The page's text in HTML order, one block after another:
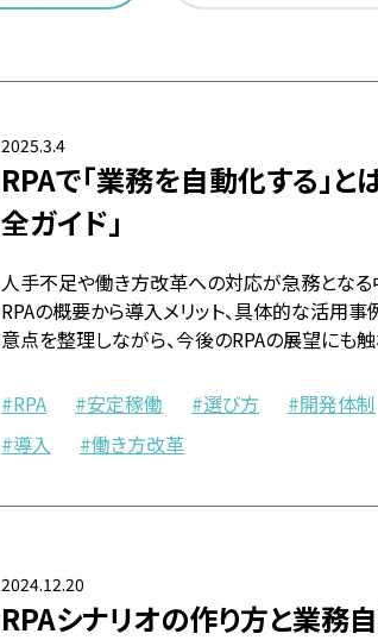
2025.3.4
RPAで「業務を自動化する」と
全ガイド」
人手不足や働き方改革への対応が急務となる
RPAの概要から導入メリット、具体的な活用
意点を整理しながら、今後のRPAの展望にも触
RPA 安定稼働 選び方 開発体制
導入
働き方改革
2024.12.20
RPAシナリオの作り方と業務